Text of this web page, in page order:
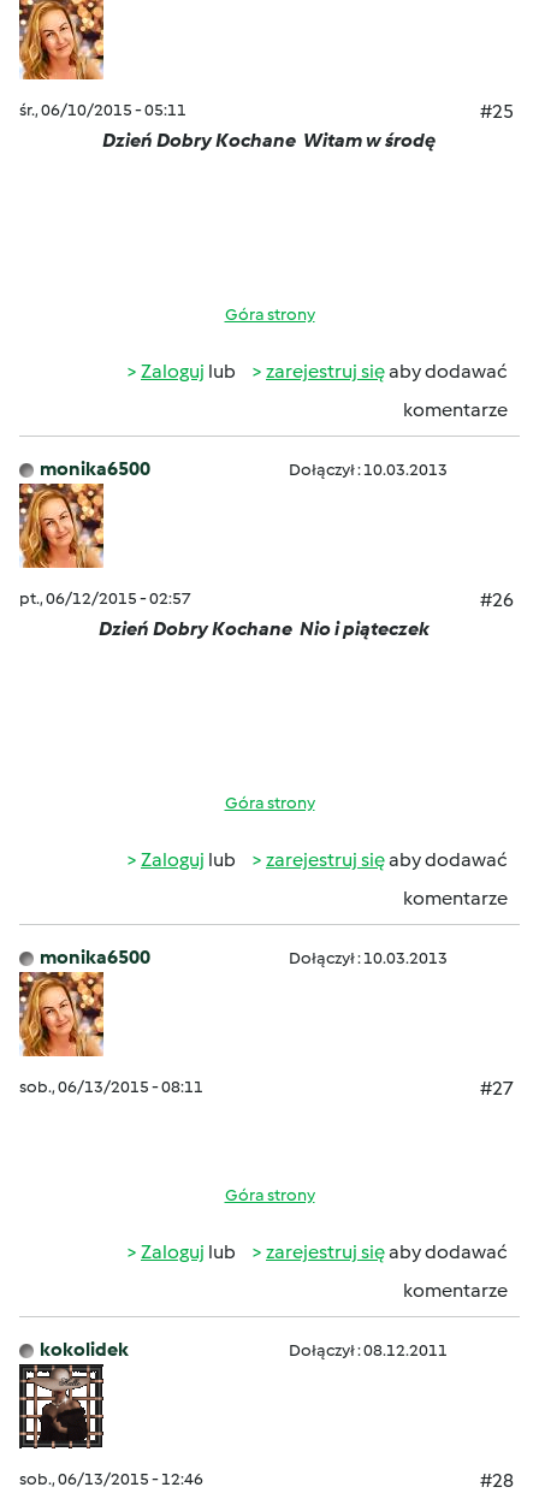
śr., 06/10/2015 - 05:11
#25
Dzień Dobry Kochane Witam w środę
Góra strony
Zaloguj lub zarejestruj sięaby dodawać
komentarze
monika6500 Dołączył : 10.03.2013
pt., 06/12/2015 - 02:57
#26
Dzień Dobry Kochane Nio i piąteczek
Góra strony
Zaloguj lub zarejestruj sięaby dodawać
komentarze
monika6500 Dołączył : 10.03.2013
sob., 06/13/2015 - 08:11 #27
Góra strony
Zaloguj lub zarejestruj sięaby dodawać
komentarze
kokolidek Dołączył : 08.12.2011
sob., 06/13/2015 - 12:46
#28